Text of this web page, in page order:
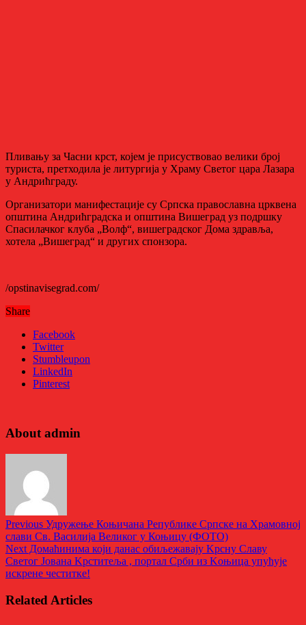
Пливању за Часни крст, којем је присуствовао велики број
туриста, претходила је литургија у Храму Светог цара Лазара
у Андрићграду.
Организатори манифестације су Српска православна црквена
општина Андрићградска и општина Вишеград уз подршку
Спасилачког клуба „Волф“, вишеградског Дома здравља,
хотела „Вишеград“ и других спонзора.
/opstinavisegrad.com/
Share
Facebook
Twitter
Stumbleupon
LinkedIn
Pinterest
About admin
Previous Удружење Коњичана Републике Српске на Храмовној
слави Св. Василија Великог у Коњицу (ФОТО)
Next Домаћинима који данас обиљежавају Kрсну Славу
Светог Јована Kрститеља , портал Срби из Kоњица упућује
искрене честитке!
Related Articles